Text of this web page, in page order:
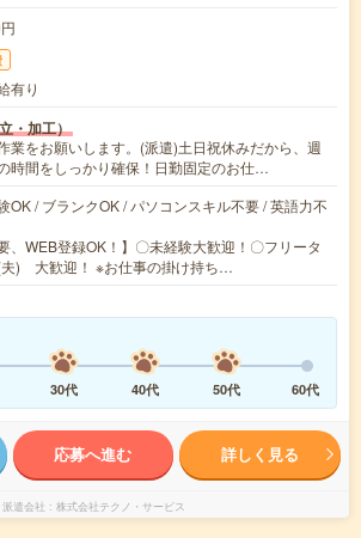
有り
・加工）
業をお願いします。(派遣)土日祝休みだから、週
時間をしっかり確保！日勤固定のお仕…
OK / ブランクOK / パソコンスキル不要 / 英語力不
、WEB登録OK！】〇未経験大歓迎！〇フリータ
夫) 大歓迎！ ※お仕事の掛け持ち…
30代 40代 50代 60代
応募へ進む 詳しく見る
派遣会社 株式会社テクノ・サービス